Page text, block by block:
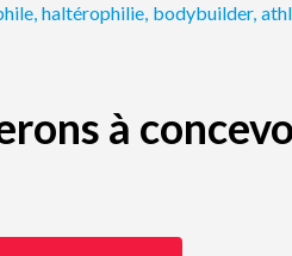
, haltérophilie, bodybuilder,
à